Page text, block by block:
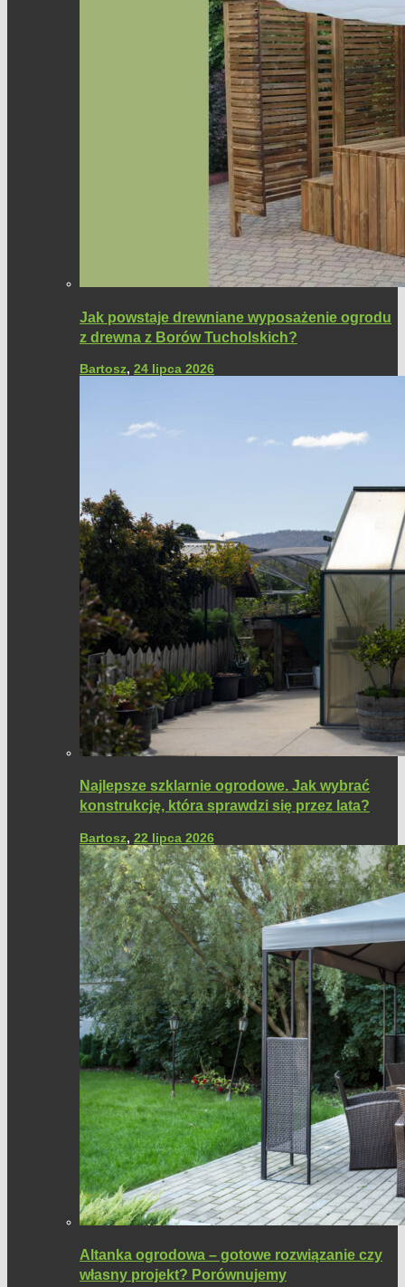
Jak powstaje drewniane wyposażenie ogrodu
z drewna z Borów Tucholskich?
Bartosz, 24 lipca 2026
Najlepsze szklarnie ogrodowe. Jak wybrać
konstrukcję, która sprawdzi się przez lata?
Bartosz, 22 lipca 2026
Altanka ogrodowa – gotowe rozwiązanie czy
własny projekt? Porównujemy